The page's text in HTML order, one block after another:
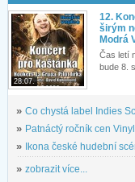
28.07.
12.
širým
Modrá
Čas letí
bude 8.
» Co chystá label Indies
» Patnáctý ročník cen
» Ikona české hudební
» zobrazit více...